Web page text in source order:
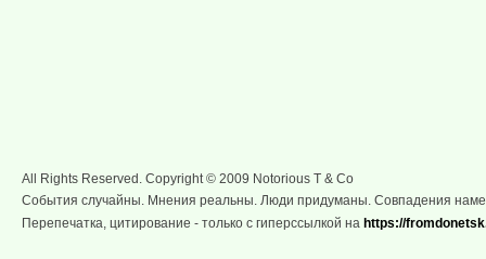
All Rights Reserved. Copyright © 2009 Notorious T & Co
События случайны. Мнения реальны. Люди придуманы. Совпадения
Перепечатка, цитирование - только с гиперссылкой на https://